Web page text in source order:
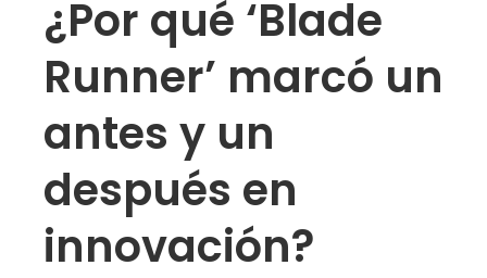
¿Por qué ‘Blade
Runner’ marcó un
antes y un
después en
innovación?